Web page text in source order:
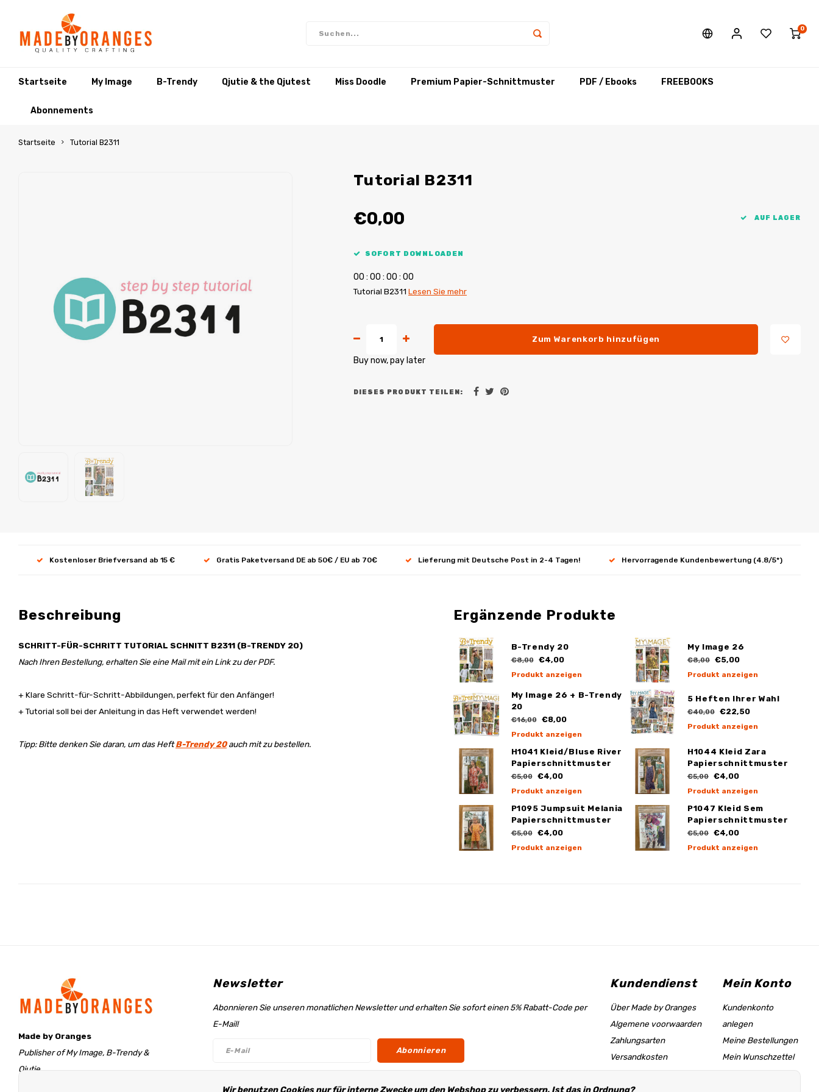
0
Startseite My Image B-Trendy Qjutie & the Qjutest Miss Doodle Premium Papier-Schnittmuster PDF / Ebooks FREEBOOKS
Abonnements
Startseite Tutorial B2311
Tutorial B2311
€0,00 AUF LAGER
SOFORT DOWNLOADEN
00 : 00 : 00 : 00
Tutorial B2311 Lesen Sie mehr
Zum Warenkorb hinzufügen
Buy now, pay later
DIESES PRODUKT TEILEN:
Kostenloser Briefversand ab 15 € Gratis Paketversand DE ab 50€ / EU ab 70€ Lieferung mit Deutsche Post in 2-4 Tagen! Hervorragende Kundenbewertung (4.8/5*)
Beschreibung
SCHRITT-FÜR-SCHRITT TUTORIAL SCHNITT B2311 (B-TRENDY 20)
Nach Ihren Bestellung, erhalten Sie eine Mail mit ein Link zu der PDF.
+ Klare Schritt-für-Schritt-Abbildungen, perfekt für den Anfänger!
+ Tutorial soll bei der Anleitung in das Heft verwendet werden!
Tipp: Bitte denken Sie daran, um das HeftB-Trendy 20auch mit zu bestellen.
Ergänzende Produkte
B-Trendy 20
€8,00 €4,00
Produkt anzeigen
My Image 26
€8,00 €5,00
Produkt anzeigen
My Image 26 + B-Trendy
20
€16,00 €8,00
Produkt anzeigen
5 Heften Ihrer Wahl
€40,00 €22,50
Produkt anzeigen
H1041 Kleid/Bluse River
Papierschnittmuster
€5,00 €4,00
Produkt anzeigen
H1044 Kleid Zara
Papierschnittmuster
€5,00 €4,00
Produkt anzeigen
P1095 Jumpsuit Melania
Papierschnittmuster
€5,00 €4,00
Produkt anzeigen
P1047 Kleid Sem
Papierschnittmuster
€5,00 €4,00
Produkt anzeigen
Made by Oranges
Publisher of My Image, B-Trendy &
Qjutie
Newsletter
Abonnieren Sie unseren monatlichen Newsletter und erhalten Sie sofort einen 5% Rabatt-Code per
E-Mail!
Abonnieren
Kundendienst
Über Made by Oranges
Algemene voorwaarden
Zahlungsarten
Versandkosten
Größentabelle &
Hilfeseite
Mein Konto
Kundenkonto
anlegen
Meine Bestellungen
Mein Wunschzettel
Wir benutzen Cookies nur für interne Zwecke um den Webshop zu verbessern. Ist das in Ordnung?